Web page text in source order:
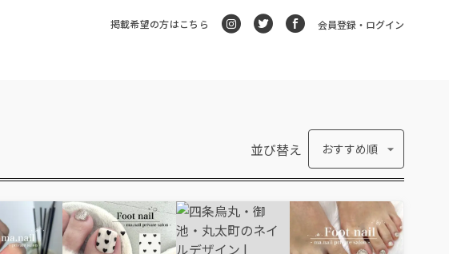
掲載希望の方はこちら 会員登録・ログイン
並び替え おすすめ順